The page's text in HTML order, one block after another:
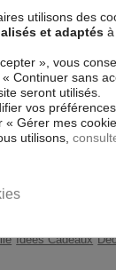
20x30 - 200x100 :
!
haute qualité qui
à une impression
de
et 100 % sûr,
simple et pas
Idées Cadeaux
utilisons des
et adaptés
», vous
Continuer sans
seront utilisés.
vos
« Gérer mes
utilisons,